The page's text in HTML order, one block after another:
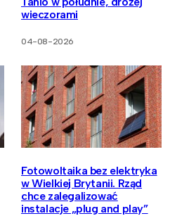
wieczorami
04-08-2026
Fotowoltaika bez elektryka
w Wielkiej Brytanii. Rząd
chce zalegalizować
instalacje „plug and play”